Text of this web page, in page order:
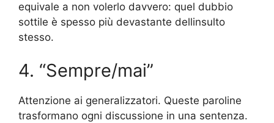
equivale a non volerlo davvero: quel dubbio
sottile è spesso più devastante dellinsulto
stesso.
4. “Sempre/mai”
Attenzione ai generalizzatori. Queste paroline
trasformano ogni discussione in una sentenza.